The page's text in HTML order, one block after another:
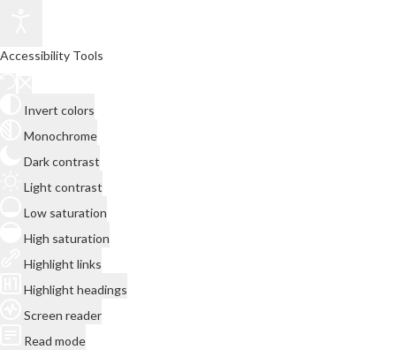
Accessibility Tools
Invert colors
Monochrome
Dark contrast
Light contrast
Low saturation
High saturation
Highlight links
Highlight headings
Screen reader
Read mode